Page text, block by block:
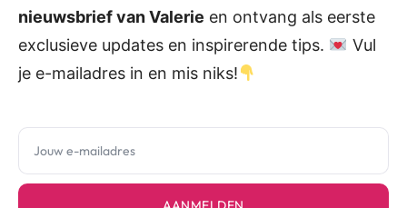
nieuwsbrief van Valerie en ontvang als eerste
exclusieve updates en inspirerende tips.
Vul
je e-mailadres in en mis niks!